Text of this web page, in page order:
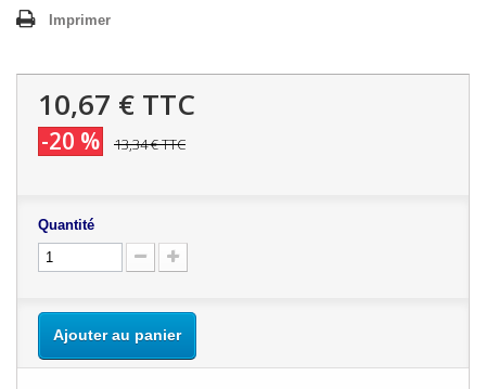
Imprimer
10,67 € TTC
-20 % 13,34 €TTC
Quantité
Ajouter au panier